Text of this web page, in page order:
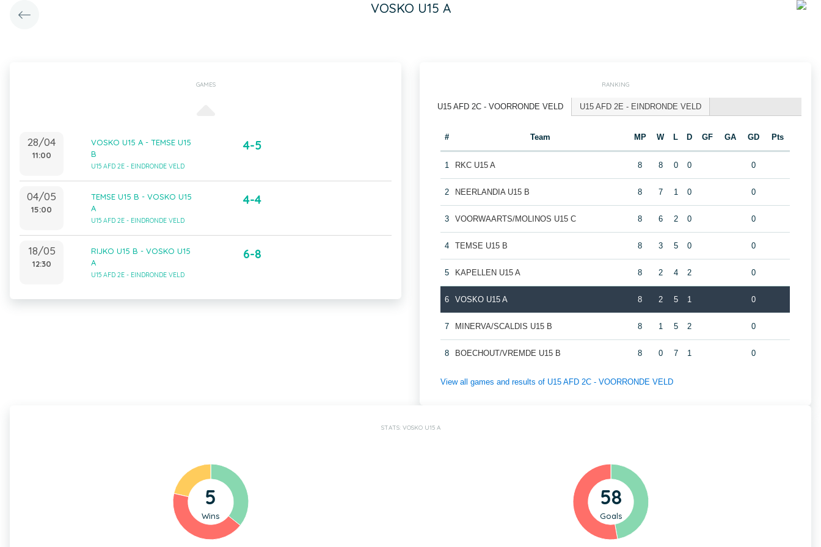
VOSKO U15 A
GAMES
28/04
11:00
VOSKO U15 A - TEMSE U15
B
U15 AFD 2E - EINDRONDE VELD
4-5
04/05
15:00
TEMSE U15 B - VOSKO U15
A
U15 AFD 2E - EINDRONDE VELD
4-4
18/05
12:30
RIJKO U15 B - VOSKO U15
A
U15 AFD 2E - EINDRONDE VELD
6-8
RANKING
U15 AFD 2C - VOORRONDE VELD U15 AFD 2E - EINDRONDE VELD
# Team MP W L D GF GA GD Pts
1 RKC U15 A 8 8 0 0 0
2 NEERLANDIA U15 B 8 7 1 0 0
3 VOORWAARTS/MOLINOS U15 C 8 6 2 0 0
4 TEMSE U15 B 8 3 5 0 0
5 KAPELLEN U15 A 8 2 4 2 0
6 VOSKO U15 A 8 2 5 1 0
7 MINERVA/SCALDIS U15 B 8 1 5 2 0
8 BOECHOUT/VREMDE U15 B 8 0 7 1 0
View all games and results of U15 AFD 2C - VOORRONDE VELD
STATS: VOSKO U15 A
5
Wins
58
Goals